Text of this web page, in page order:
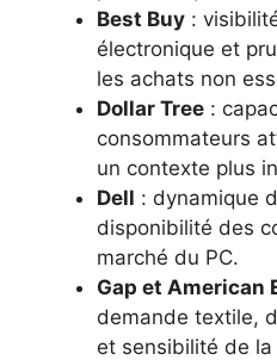
Best Buy :
électronique et
les achats non
Dollar Tree :
consommateurs
un contexte plus
Dell : dynamique
disponibilité des
marché du PC.
Gap et American
demande textile,
et sensibilité de la